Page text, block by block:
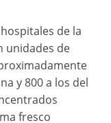
de la
unidades de
y 800 a los del
fresco